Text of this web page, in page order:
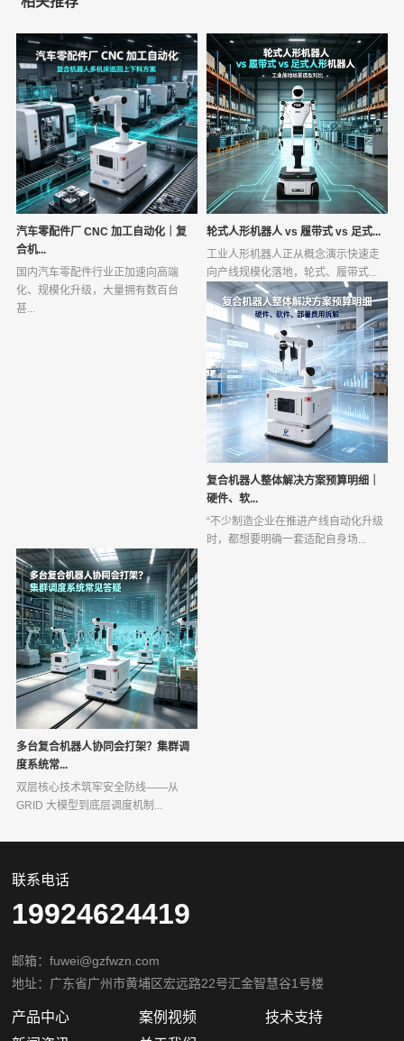
汽车零配件厂 CNC 加工自动化｜复
合机...
国内汽车零配件行业正加速向高端
化、规模化升级，大量拥有数百台
甚...
轮式人形机器人 vs 履带式 vs 足式...
工业人形机器人正从概念演示快速走
向产线规模化落地，轮式、履带式...
复合机器人整体解决方案预算明细｜
硬件、软...
“不少制造企业在推进产线自动化升级
时，都想要明确一套适配自身场...
多台复合机器人协同会打架？集群调
度系统常...
双层核心技术筑牢安全防线——从
GRID 大模型到底层调度机制...
联系电话
19924624419
邮箱：fuwei@gzfwzn.com
地址：广东省广州市黄埔区宏远路22号汇金智慧谷1号楼
产品中心 案例视频
技术支持